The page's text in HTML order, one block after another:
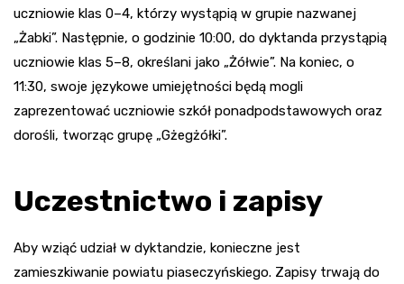
uczniowie klas 0–4, którzy wystąpią w grupie nazwanej
„Żabki”. Następnie, o godzinie 10:00, do dyktanda przystąpią
uczniowie klas 5–8, określani jako „Żółwie”. Na koniec, o
11:30, swoje językowe umiejętności będą mogli
zaprezentować uczniowie szkół ponadpodstawowych oraz
dorośli, tworząc grupę „Gżegżółki”.
Uczestnictwo i zapisy
Aby wziąć udział w dyktandzie, konieczne jest
zamieszkiwanie powiatu piaseczyńskiego. Zapisy trwają do